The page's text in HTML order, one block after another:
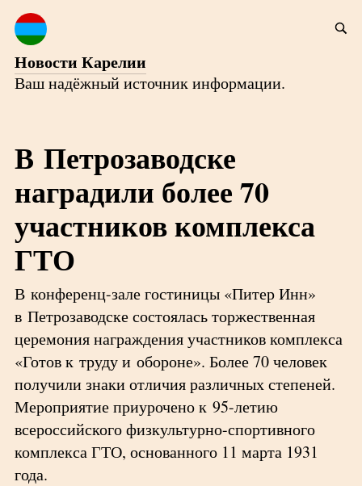
Новости Карелии
Ваш надёжный источник информации.
В Петрозаводске
наградили более 70
участников комплекса
ГТО
В конференц-зале гостиницы «Питер Инн»
в Петрозаводске состоялась торжественная
церемония награждения участников комплекса
«Готов к труду и обороне». Более 70 человек
получили знаки отличия различных степеней.
Мероприятие приурочено к 95-летию
всероссийского физкультурно-спортивного
комплекса ГТО, основанного 11 марта 1931
года.